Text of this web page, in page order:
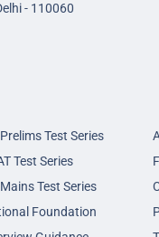
- 110060
Test Series
Test Series
Test Series
Foundation